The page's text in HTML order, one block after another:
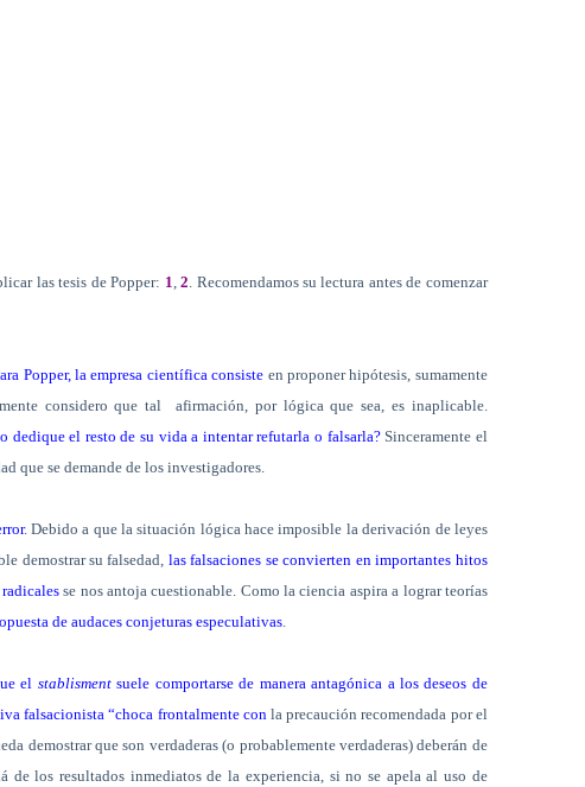
las tesis de Popper: 1,2. Recomendamos su lectura antes de comenzar
Popper, la empresa científica consiste en proponer hipótesis, sumamente
considero que tal
afirmación, por lógica que sea, es inaplicable.
dedique el resto de su vida a intentar refutarla o falsarla?Sinceramente el
que se demande de los investigadores.
. Debido a que la situación lógica hace imposible la derivación de leyes
demostrar su falsedad, las falsaciones se convierten en importantes hitos
se nos antoja cuestionable. Como la ciencia aspira a lograr teorías
de audaces conjeturas especulativas.
el stablismentsuele comportarse de manera antagónica a los deseos de
falsacionista “choca frontalmente conla precaución recomendada por el
demostrar que son verdaderas (o probablemente verdaderas) deberán de
de los resultados inmediatos de la experiencia, si no se apela al uso de